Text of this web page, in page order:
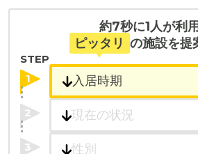
約7秒に1人が利
ピッタリ の施設を提
STEP
1
2
3